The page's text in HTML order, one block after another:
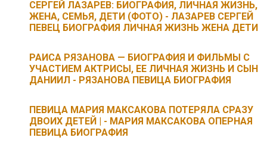
СЕРГЕЙ ЛАЗАРЕВ: БИОГРАФИЯ, ЛИЧНАЯ ЖИЗНЬ,
ЖЕНА, СЕМЬЯ, ДЕТИ (ФОТО) - ЛАЗАРЕВ СЕРГЕЙ
ПЕВЕЦ БИОГРАФИЯ ЛИЧНАЯ ЖИЗНЬ ЖЕНА ДЕТИ
РАИСА РЯЗАНОВА — БИОГРАФИЯ И ФИЛЬМЫ С
УЧАСТИЕМ АКТРИСЫ, ЕЕ ЛИЧНАЯ ЖИЗНЬ И СЫН
ДАНИИЛ - РЯЗАНОВА ПЕВИЦА БИОГРАФИЯ
ПЕВИЦА МАРИЯ МАКСАКОВА ПОТЕРЯЛА СРАЗУ
ДВОИХ ДЕТЕЙ | - МАРИЯ МАКСАКОВА ОПЕРНАЯ
ПЕВИЦА БИОГРАФИЯ